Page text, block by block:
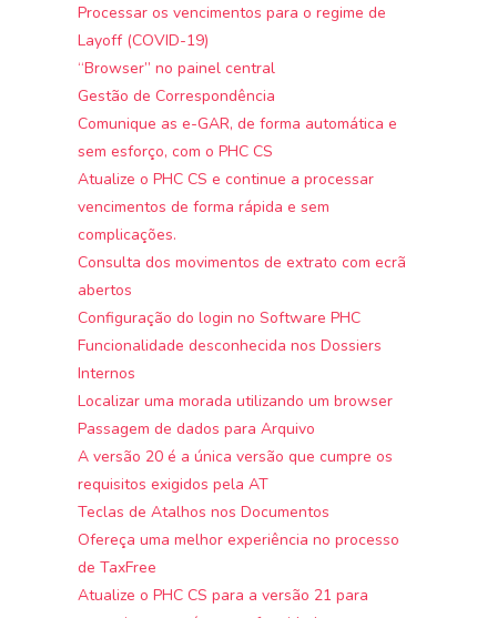
Processar os vencimentos para o regime de
Layoff (COVID-19)
“Browser” no painel central
Gestão de Correspondência
Comunique as e-GAR, de forma automática e
sem esforço, com o PHC CS
Atualize o PHC CS e continue a processar
vencimentos de forma rápida e sem
complicações.
Consulta dos movimentos de extrato com ecrã
abertos
Configuração do login no Software PHC
Funcionalidade desconhecida nos Dossiers
Internos
Localizar uma morada utilizando um browser
Passagem de dados para Arquivo
A versão 20 é a única versão que cumpre os
requisitos exigidos pela AT
Teclas de Atalhos nos Documentos
Ofereça uma melhor experiência no processo
de TaxFree
Atualize o PHC CS para a versão 21 para